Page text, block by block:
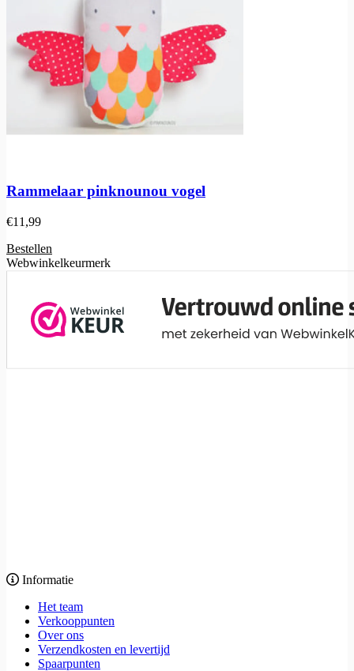
Rammelaar pinknounou vogel
€11,99
Bestellen
Webwinkelkeurmerk
Informatie
Het team
Verkooppunten
Over ons
Verzendkosten en levertijd
Spaarpunten